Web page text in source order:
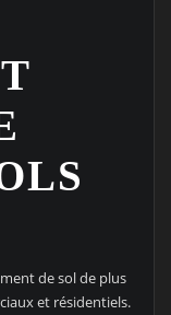
de sol de plus
et résidentiels.